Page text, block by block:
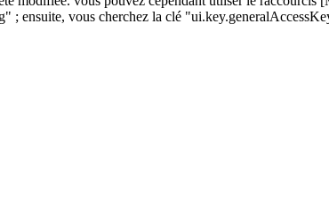
; ensuite, vous cherchez la clé